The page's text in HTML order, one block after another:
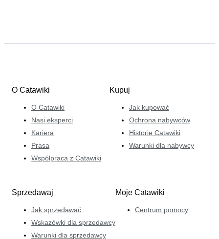
O Catawiki
O Catawiki
Nasi eksperci
Kariera
Prasa
Współpraca z Catawiki
Kupuj
Jak kupować
Ochrona nabywców
Historie Catawiki
Warunki dla nabywcy
Sprzedawaj
Jak sprzedawać
Wskazówki dla sprzedawcy
Warunki dla sprzedawcy
Moje Catawiki
Centrum pomocy